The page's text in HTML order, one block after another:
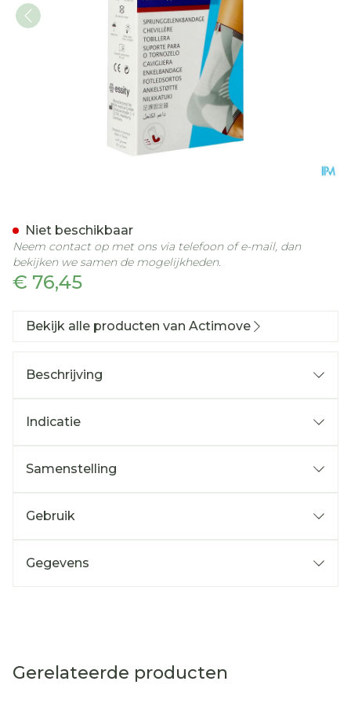
€ 76,45
Niet beschikbaar
Neem contact op met ons via telefoon of e-mail, dan
bekijken we samen de mogelijkheden.
Bekijk alle producten van Actimove
Beschrijving
Indicatie
Samenstelling
Gebruik
Gegevens
Gerelateerde producten